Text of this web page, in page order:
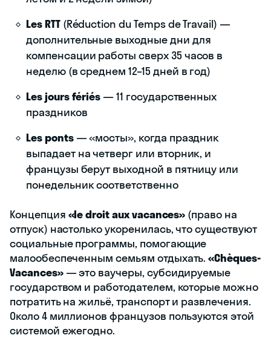
Les RTT(Réduction du Temps de Travail) —
дополнительные выходные дни для
компенсации работы сверх 35 часов в
неделю (в среднем 12–15 дней в год)
Les jours fériés— 11 государственных
праздников
Les ponts— «мосты», когда праздник
выпадает на четверг или вторник, и
французы берут выходной в пятницу или
понедельник соответственно
Концепция «le droit aux vacances» (право на
отпуск) настолько укоренилась, что существуют
социальные программы, помогающие
малообеспеченным семьям отдыхать.«Chèques-
Vacances»— это ваучеры, субсидируемые
государством и работодателем, которые можно
потратить на жильё, транспорт и развлечения.
Около 4 миллионов французов пользуются этой
системой ежегодно.